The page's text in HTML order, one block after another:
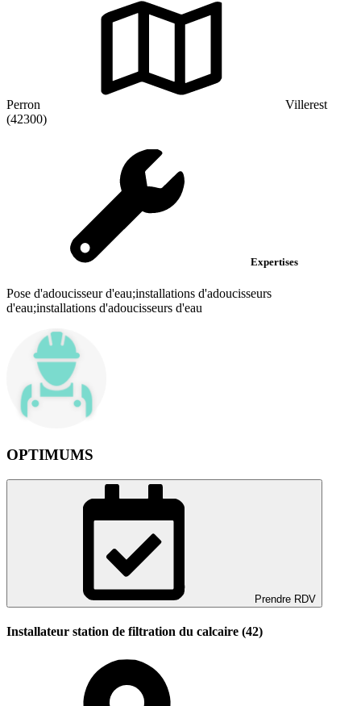
Perron
Villerest
(42300)
Expertises
Pose d'adoucisseur d'eau;installations d'adoucisseurs
d'eau;installations d'adoucisseurs d'eau
OPTIMUMS
Prendre RDV
Installateur station de filtration du calcaire (42)